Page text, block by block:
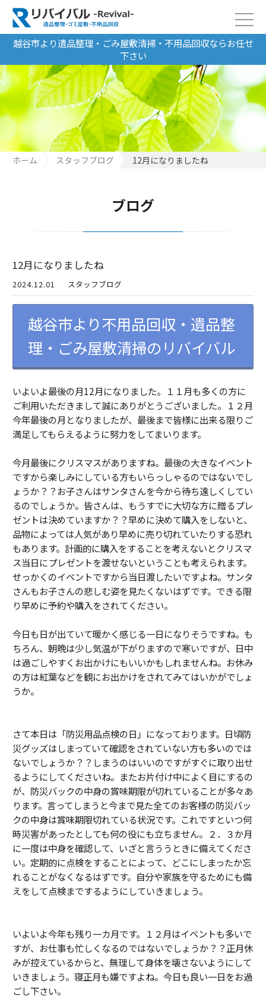
越谷市より遺品整理・ごみ屋敷清掃・不用品回収ならお任せ
下さい
ホーム スタッフブログ 12月になりましたね
ブログ
12月になりましたね
2024.12.01 スタッフブログ
越谷市より不用品回収・遺品整
理・ごみ屋敷清掃のリバイバル
いよいよ最後の月12月になりました。１１月も多くの方に
ご利用いただきまして誠にありがとうございました。１２月
今年最後の月となりましたが、最後まで皆様に出来る限りご
満足してもらえるように努力をしてまいります。
今月最後にクリスマスがありますね。最後の大きなイベント
ですから楽しみにしている方もいらっしゃるのではないでし
ょうか？？お子さんはサンタさんを今から待ち遠しくしてい
るのでしょうか。皆さんは、もうすでに大切な方に贈るプレ
ゼントは決めていますか？？早めに決めて購入をしないと、
品物によっては人気があり早めに売り切れていたりする恐れ
もあります。計画的に購入をすることを考えないとクリスマ
ス当日にプレゼントを渡せないということも考えられます。
せっかくのイベントですから当日渡したいですよね。サンタ
さんもお子さんの悲しむ姿を見たくないはずです。できる限
り早めに予約や購入をされてください。
今日も日が出ていて暖かく感じる一日になりそうですね。も
ちろん、朝晩は少し気温が下がりますので寒いですが、日中
は過ごしやすくお出かけにもいいかもしれませんね。お休み
の方は紅葉などを観にお出かけをされてみてはいかがでしょ
うか。
さて本日は「防災用品点検の日」になっております。日頃防
災グッズはしまっていて確認をされていない方も多いのでは
ないでしょうか？？しまうのはいいのですがすぐに取り出せ
るようにしてくださいね。またお片付け中によく目にするの
が、防災バックの中身の賞味期限が切れていることが多々あ
ります。言ってしまうと今まで見た全てのお客様の防災バッ
クの中身は賞味期限切れている状況です。これですといつ何
時災害があったとしても何の役にも立ちません。２．３か月
に一度は中身を確認して、いざと言ううときに備えてくださ
い。定期的に点検をすることによって、どこにしまったか忘
れることがなくなるはずです。自分や家族を守るためにも備
えをして点検までするようにしていきましょう。
いよいよ今年も残り一カ月です。１２月はイベントも多いで
すが、お仕事も忙しくなるのではないでしょうか？？正月休
みが控えているからと、無理して身体を壊さないようにして
いきましょう。寝正月も嫌ですよね。今日も良い一日をお過
ごし下さい。